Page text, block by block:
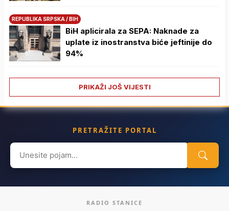
REPUBLIKA SRPSKA / BIH
BiH aplicirala za SEPA: Naknade za
uplate iz inostranstva biće jeftinije do
94%
PRIKAŽI JOŠ VIJESTI
PRETRAŽITE PORTAL
Search
for:
RADIO STANICE